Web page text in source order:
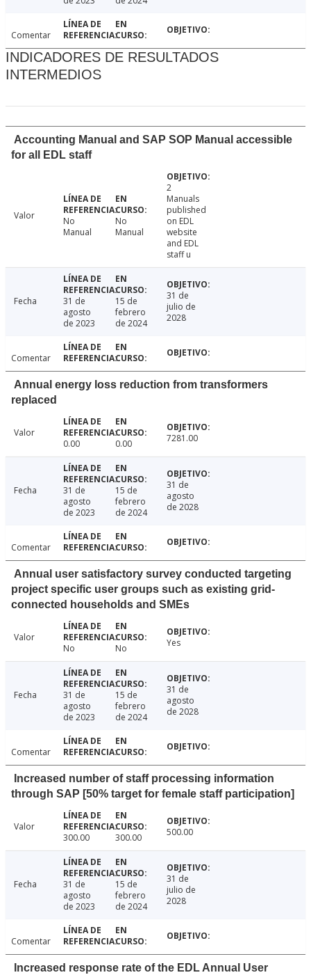
Comentar
INDICADORES DE RESULTADOS
INTERMEDIOS
Accounting Manual and SAP SOP Manual accessible
for all EDL staff
Valor
No
Manual
No
Manual
2
Manuals
published
on EDL
website
and EDL
staff u
Fecha
31 de
agosto
de 2023
15 de
febrero
de 2024
31 de
julio de
2028
Comentar
Annual energy loss reduction from transformers
replaced
Valor
0.00
0.00 7281.00
Fecha
31 de
agosto
de 2023
15 de
febrero
de 2024
31 de
agosto
de 2028
Comentar
Annual user satisfactory survey conducted targeting
project specific user groups such as existing grid-
connected households and SMEs
Valor
No
No Yes
Fecha
31 de
agosto
de 2023
15 de
febrero
de 2024
31 de
agosto
de 2028
Comentar
Increased number of staff processing information
through SAP [50% target for female staff participation]
Valor
300.00
300.00 500.00
Fecha
31 de
agosto
de 2023
15 de
febrero
de 2024
31 de
julio de
2028
Comentar
Increased response rate of the EDL Annual User